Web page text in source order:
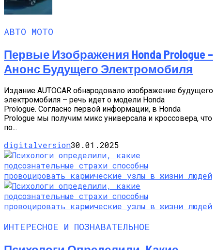
АВТО МОТО
Первые Изображения Honda Prologue –
Анонс Будущего Электромобиля
Издание AUTOCAR обнародовало изображение будущего
электромобиля – речь идет о модели Honda
Prologue. Согласно первой информации, в Honda
Prologue мы получим микс универсала и кроссовера, что
по...
digitalversion30.01.2025
ИНТЕРЕСНОЕ И ПОЗНАВАТЕЛЬНОЕ